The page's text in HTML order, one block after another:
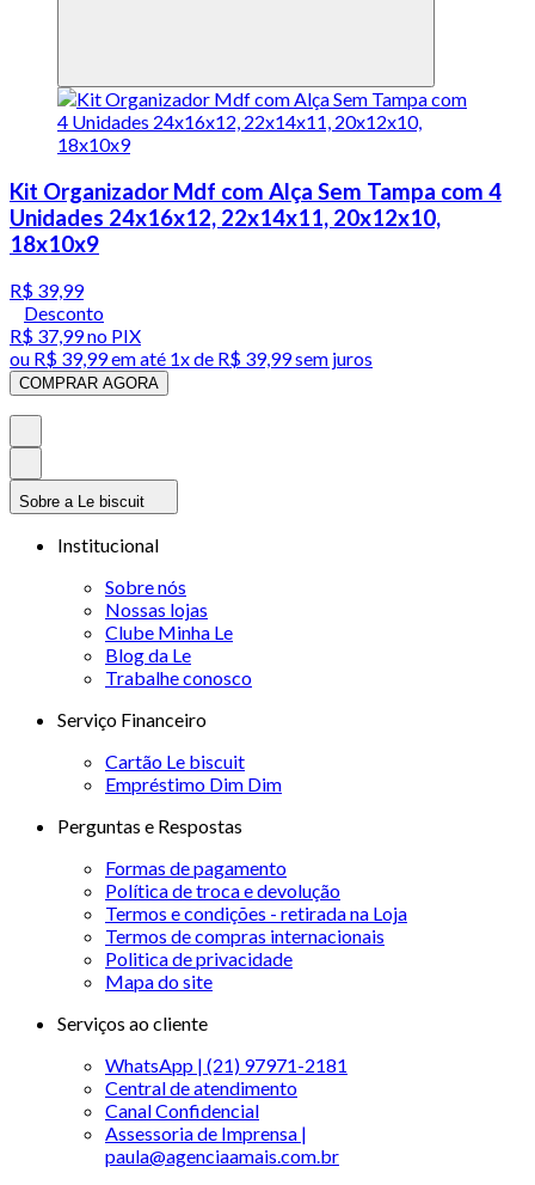
Kit Organizador Mdf com Alça Sem Tampa com 4
Unidades 24x16x12, 22x14x11, 20x12x10,
18x10x9
R$ 39,99
Desconto
R$ 37,99no PIX
ou R$ 39,99em até 1x de R$ 39,99sem juros
COMPRAR AGORA
Sobre a Le biscuit
Institucional
Sobre nós
Nossas lojas
Clube Minha Le
Blog da Le
Trabalhe conosco
Serviço Financeiro
Cartão Le biscuit
Empréstimo Dim Dim
Perguntas e Respostas
Formas de pagamento
Política de troca e devolução
Termos e condições - retirada na Loja
Termos de compras internacionais
Politica de privacidade
Mapa do site
Serviços ao cliente
WhatsApp | (21) 97971-2181
Central de atendimento
Canal Confidencial
Assessoria de Imprensa |
paula@agenciaamais.com.br